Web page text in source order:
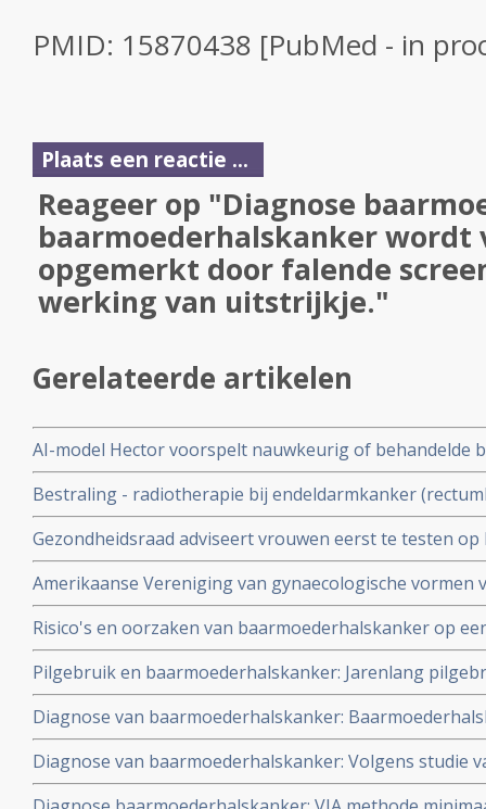
PMID: 15870438 [PubMed - in
Plaats een reactie ...
Reageer op "Diagnose
baarmoederhalskanker wordt
opgemerkt door falende
werking van uitstrijkje."
Gerelateerde artikelen
AI-model Hector voorspelt nauwkeurig of behandelde
zal keren met een recidief of dat het risico daarop klein
Bestraling - radiotherapie bij endeldarmkanker
langere termijn grotere kans op vormen van
Gezondheidsraad adviseert vrouwen eerst te testen
baarmoederhalskanker
Amerikaanse Vereniging van gynaecologische
voor follow-up onderzoek van genezen vrouwen
niet meer gebruikt voor overleveraars van
Risico's en oorzaken van baarmoederhalskanker op
Pilgebruik en baarmoederhalskanker: Jarenlang
baarmoederhalskanker significant.
Diagnose van baarmoederhalskanker:
deel veroorzaakt door het Human Papillomavirus
volgens artikel in Nature (Cancer Research UK)
Diagnose van baarmoederhalskanker: Volgens studie
Amsterdam vroegtijdige screening voor minder